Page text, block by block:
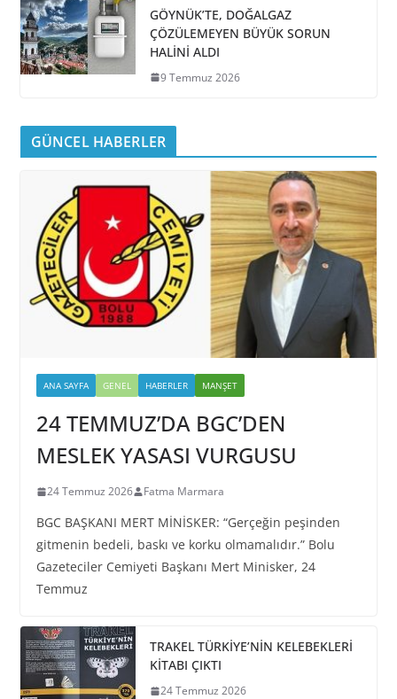
GÖYNÜK’TE, DOĞALGAZ
ÇÖZÜLEMEYEN BÜYÜK SORUN
HALİNİ ALDI
9 Temmuz 2026
GÜNCEL HABERLER
ANA SAYFA GENEL HABERLER MANŞET
24 TEMMUZ’DA BGC’DEN
MESLEK YASASI VURGUSU
24 Temmuz 2026 Fatma Marmara
BGC BAŞKANI MERT MİNİSKER: “Gerçeğin peşinden
gitmenin bedeli, baskı ve korku olmamalıdır.” Bolu
Gazeteciler Cemiyeti Başkanı Mert Minisker, 24
Temmuz
TRAKEL TÜRKİYE’NİN KELEBEKLERİ
KİTABI ÇIKTI
24 Temmuz 2026